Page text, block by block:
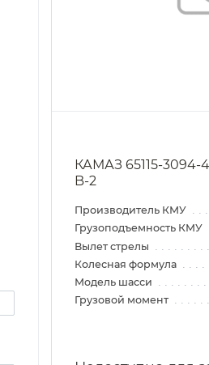
КАМАЗ 65115-3094-
B-2
Производитель КМУ
Грузоподъемность КМУ
Вылет стрелы
Колесная формула
Модель шасси
Грузовой момент